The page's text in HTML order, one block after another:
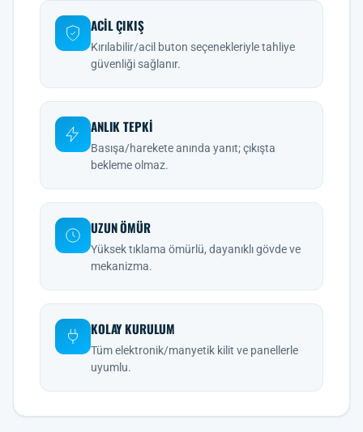
ACIL ÇIKIŞ
Kırılabilir/acil buton seçenekleriyle tahliye
güvenliği sağlanır.
ANLIK TEPKI
Basışa/harekete anında yanıt; çıkışta
bekleme olmaz.
UZUN ÖMÜR
Yüksek tıklama ömürlü, dayanıklı gövde ve
mekanizma.
KOLAY KURULUM
Tüm elektronik/manyetik kilit ve panellerle
uyumlu.